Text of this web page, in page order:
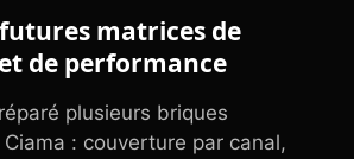
futures matrices de
de performance
plusieurs briques
: couverture par canal,